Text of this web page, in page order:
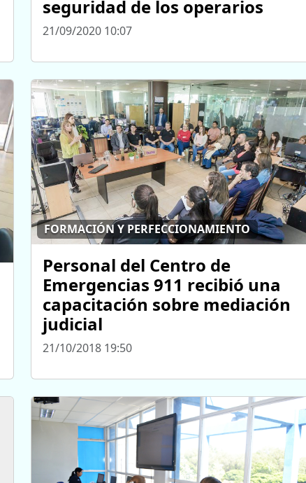
seguridad de los operarios
21/09/2020 10:07
FORMACIÓN Y PERFECCIONAMIENTO
Personal del Centro de
Emergencias 911 recibió una
capacitación sobre mediación
judicial
21/10/2018 19:50